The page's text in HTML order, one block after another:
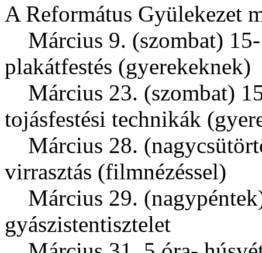
A Református Gyülekezet
Március 9. (szombat) 15-
plakátfestés (gyerekeknek)
Március 23. (szombat)
tojásfestési technikák
Március 28.
virrasztás (filmnézéssel)
Március 29.
gyászistentisztelet